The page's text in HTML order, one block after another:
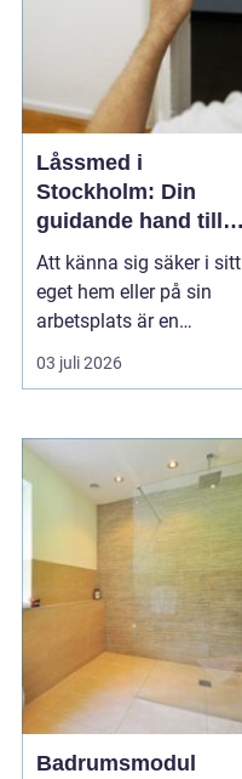
Låssmed i
Stockholm: Din
guidande hand till
säkerhet och
trygghet
Att känna sig säker i sitt
eget hem eller på sin
arbetsplats är en
grundläggande del av
vår vardagliga trygghet.
ären låssmed i
Stockholm ofta...
03 juli 2026
Badrumsmodul